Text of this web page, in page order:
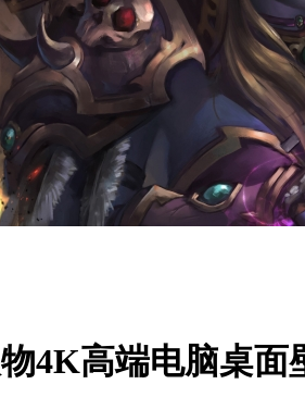
4K高端电脑桌面